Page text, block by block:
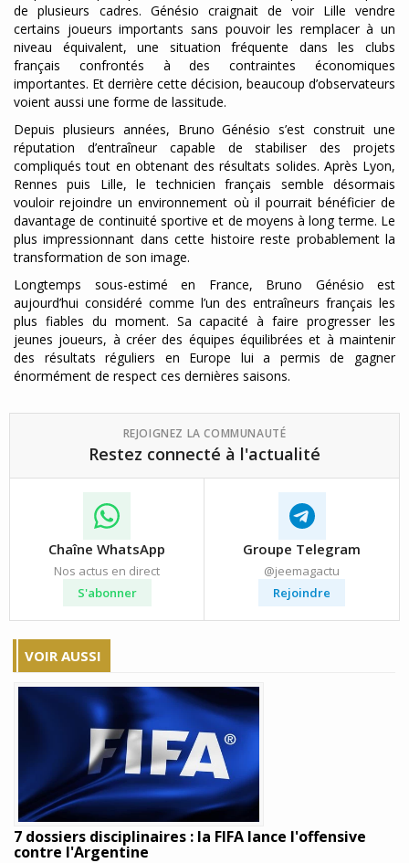
de plusieurs cadres. Génésio craignait de voir Lille vendre
certains joueurs importants sans pouvoir les remplacer à un
niveau équivalent, une situation fréquente dans les clubs
français confrontés à des contraintes économiques
importantes. Et derrière cette décision, beaucoup d’observateurs
voient aussi une forme de lassitude.
Depuis plusieurs années, Bruno Génésio s’est construit une
réputation d’entraîneur capable de stabiliser des projets
compliqués tout en obtenant des résultats solides. Après Lyon,
Rennes puis Lille, le technicien français semble désormais
vouloir rejoindre un environnement où il pourrait bénéficier de
davantage de continuité sportive et de moyens à long terme. Le
plus impressionnant dans cette histoire reste probablement la
transformation de son image.
Longtemps sous-estimé en France, Bruno Génésio est
aujourd’hui considéré comme l’un des entraîneurs français les
plus fiables du moment. Sa capacité à faire progresser les
jeunes joueurs, à créer des équipes équilibrées et à maintenir
des résultats réguliers en Europe lui a permis de gagner
énormément de respect ces dernières saisons.
REJOIGNEZ LA COMMUNAUTÉ
Restez connecté à l'actualité
Chaîne WhatsApp
Nos actus en direct
S'abonner
Groupe Telegram
@jeemagactu
Rejoindre
VOIR AUSSI
7 dossiers disciplinaires : la FIFA lance l'offensive
contre l'Argentine